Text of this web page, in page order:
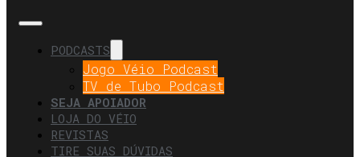
PODCASTS
Jogo Véio Podcast
TV de Tubo Podcast
SEJA APOIADOR
LOJA DO VÉIO
REVISTAS
TIRE SUAS DÚVIDAS